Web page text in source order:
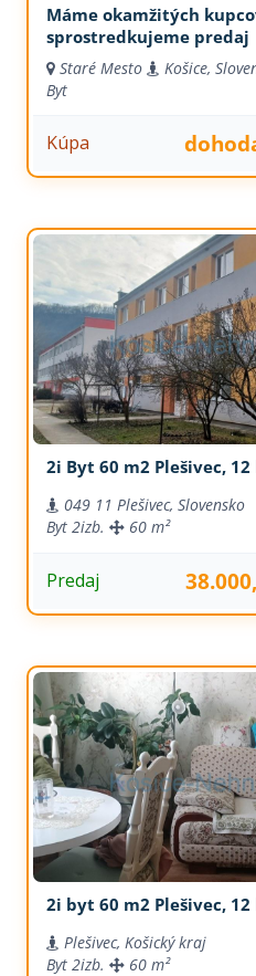
Máme okamžitých
sprostredkujeme predaj
Staré Mesto
Košice,
Byt
Kúpa
2i Byt 60 m2 Plešivec,
049 11 Plešivec, Slovensko
Byt 2izb. 60 m²
Predaj
2i byt 60 m2 Plešivec,
Plešivec, Košický kraj
Byt 2izb. 60 m²